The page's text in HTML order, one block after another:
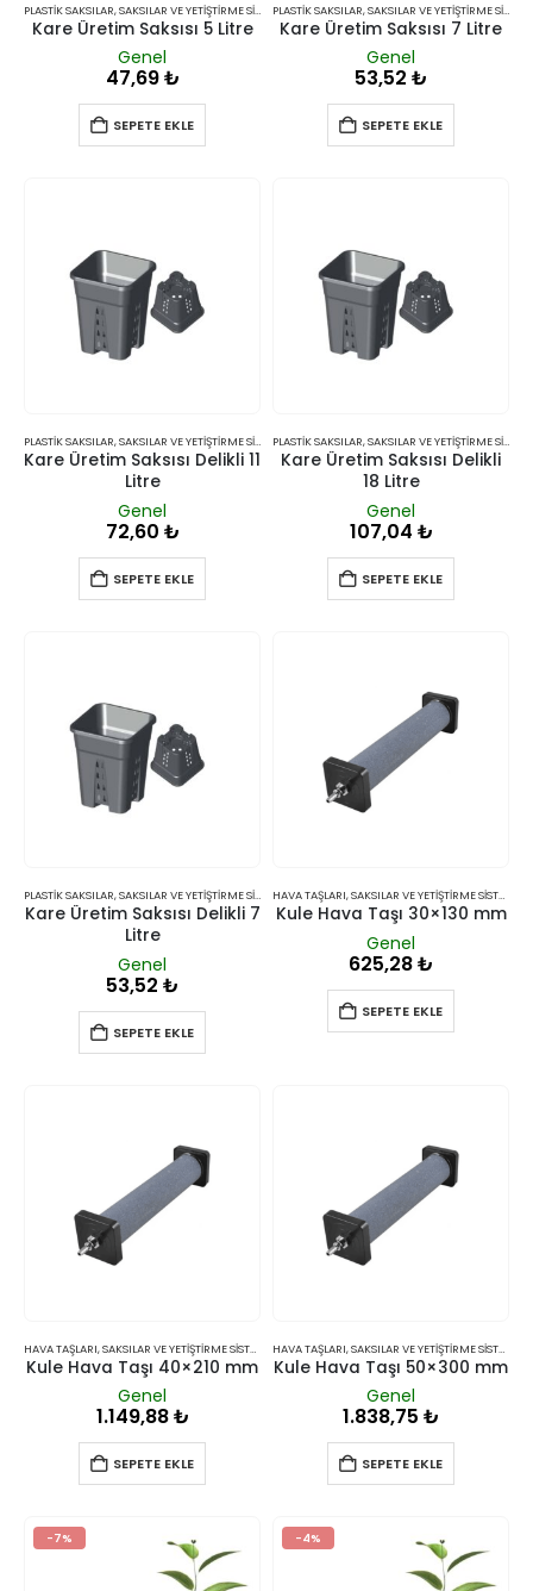
PLASTIK SAKSILAR,SAKSILAR VE YETIŞTIRME SISTEMLERI
Kare Üretim Saksısı 5 Litre
Genel
47,69₺
SEPETE EKLE
PLASTIK SAKSILAR,SAKSILAR VE YETIŞTIRME SISTEMLERI
Kare Üretim Saksısı 7 Litre
Genel
53,52 ₺
SEPETE EKLE
PLASTIK SAKSILAR,SAKSILAR VE YETIŞTIRME SISTEMLERI
Kare Üretim Saksısı Delikli 11
Litre
Genel
72,60 ₺
SEPETE EKLE
PLASTIK SAKSILAR,SAKSILAR VE YETIŞTIRME SISTEMLERI
Kare Üretim Saksısı Delikli
18 Litre
Genel
107,04 ₺
SEPETE EKLE
PLASTIK SAKSILAR,SAKSILAR VE YETIŞTIRME SISTEMLERI
Kare Üretim Saksısı Delikli 7
Litre
Genel
53,52 ₺
SEPETE EKLE
HAVA TAŞLARI,SAKSILAR VE YETIŞTIRME SISTEMLERI
Kule Hava Taşı 30×130 mm
Genel
625,28₺
SEPETE EKLE
HAVA TAŞLARI,SAKSILAR VE YETIŞTIRME SISTEMLERI
Kule Hava Taşı 40×210 mm
Genel
1.149,88₺
SEPETE EKLE
HAVA TAŞLARI,SAKSILAR VE YETIŞTIRME SISTEMLERI
Kule Hava Taşı 50×300 mm
Genel
1.838,75 ₺
SEPETE EKLE
-7% -4%